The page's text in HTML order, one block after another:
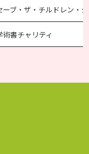
ーブ・ザ・チルドレン・
術書チャリティ